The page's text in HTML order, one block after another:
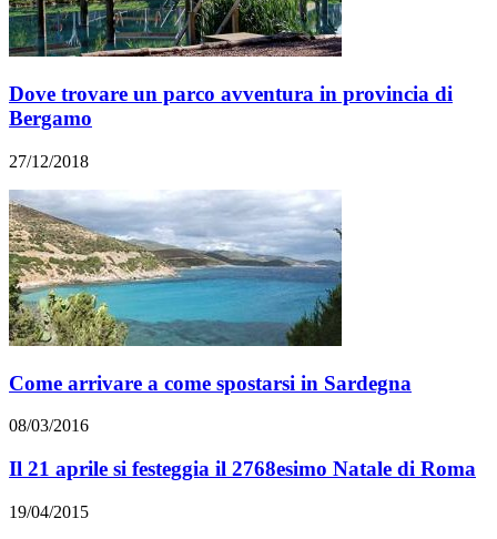
Dove trovare un parco avventura in provincia di
Bergamo
27/12/2018
Come arrivare a come spostarsi in Sardegna
08/03/2016
Il 21 aprile si festeggia il 2768esimo Natale di Roma
19/04/2015